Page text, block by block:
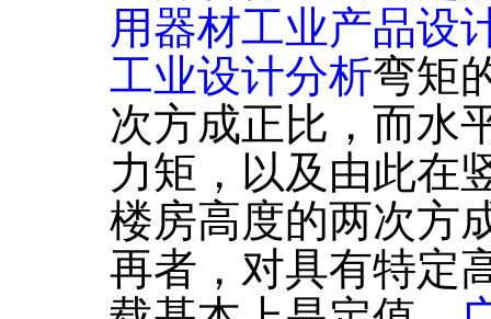
用器材工业产品设
工业设计分析弯矩
次方成正比，而水
力矩，以及由此在
楼房高度的两次方
再者，对具有特定